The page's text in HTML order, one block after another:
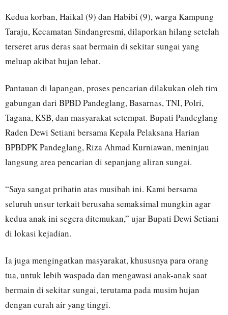
Kedua korban, Haikal (9) dan Habibi (9), warga Kampung
Taraju, Kecamatan Sindangresmi, dilaporkan hilang setelah
terseret arus deras saat bermain di sekitar sungai yang
meluap akibat hujan lebat.
Pantauan di lapangan, proses pencarian dilakukan oleh tim
gabungan dari BPBD Pandeglang, Basarnas, TNI, Polri,
Tagana, KSB, dan masyarakat setempat. Bupati Pandeglang
Raden Dewi Setiani bersama Kepala Pelaksana Harian
BPBDPK Pandeglang, Riza Ahmad Kurniawan, meninjau
langsung area pencarian di sepanjang aliran sungai.
“Saya sangat prihatin atas musibah ini. Kami bersama
seluruh unsur terkait berusaha semaksimal mungkin agar
kedua anak ini segera ditemukan,” ujar Bupati Dewi Setiani
di lokasi kejadian.
Ia juga mengingatkan masyarakat, khususnya para orang
tua, untuk lebih waspada dan mengawasi anak-anak saat
bermain di sekitar sungai, terutama pada musim hujan
dengan curah air yang tinggi.